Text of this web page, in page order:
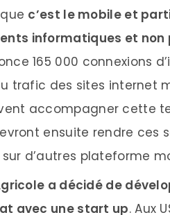
c’est le mobile et
informatiques et non
165 000 connexions
trafic des sites internet
accompagner cette
ensuite rendre ces
d’autres plateforme
a décidé de
avec une start up. Aux